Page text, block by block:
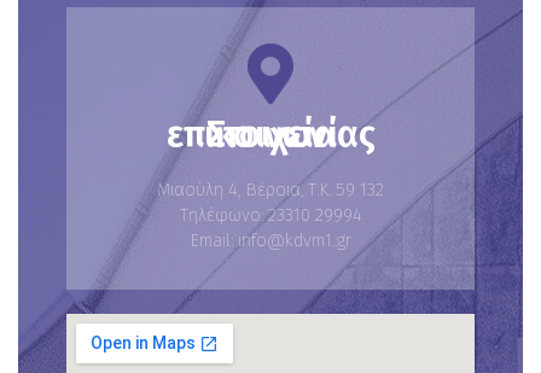
Στοιχεία επικοινωνίας
Μιαούλη 4, Βέροια, Τ.Κ. 59 132
Τηλέφωνο: 23310 29994
Email: info@kdvm1..gr